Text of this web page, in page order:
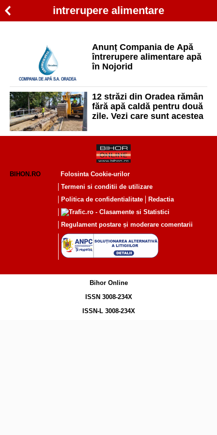
intrerupere alimentare
Anunț Compania de Apă
întrerupere alimentare apă
în Nojorid
12 străzi din Oradea rămân
fără apă caldă pentru două
zile. Vezi care sunt acestea
BIHON.RO
Folosinta Cookie-urilor
Termeni si conditii de utilizare
Politica de confidentialitate
Redactia
Regulament postare și moderare comentarii
Bihor Online
ISSN 3008-234X
ISSN-L 3008-234X